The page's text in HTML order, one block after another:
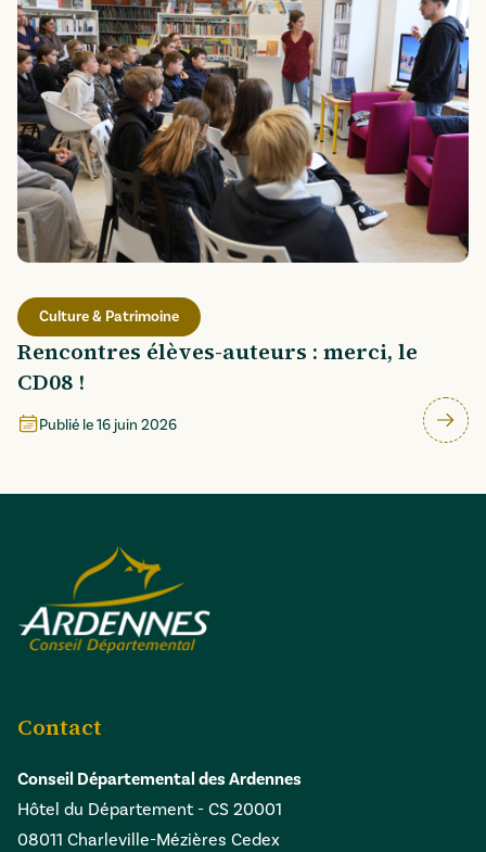
Culture & Patrimoine
Rencontres élèves-auteurs : merci, le
CD08 !
Publié le16 juin 2026
Contact
Conseil Départemental des Ardennes
Hôtel du Département - CS 20001
08011 Charleville-Mézières Cedex